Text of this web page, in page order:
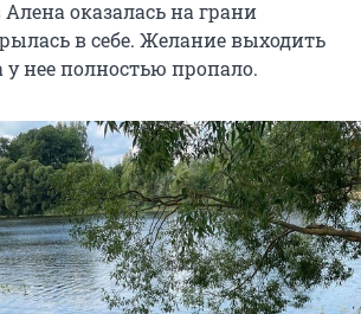
оказалась на грани
в себе. Желание выходить
у нее полностью пропало.